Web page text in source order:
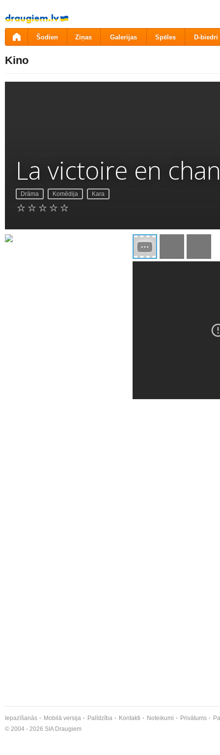
Pāriet
uz
saturu
Šodien Ziņas Galerijas Spēles D-biedri
Kino
La victoire en
Drāma Komēdija Kara
Iepazīšanās Mobilā versija Palīdzība Kontakti Noteikumi Privātums
© 2004 - 2026 SIA Draugiem